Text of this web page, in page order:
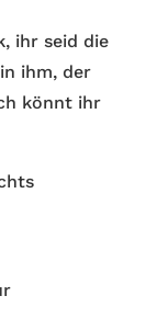
ihr seid die
ihm, der
könnt ihr